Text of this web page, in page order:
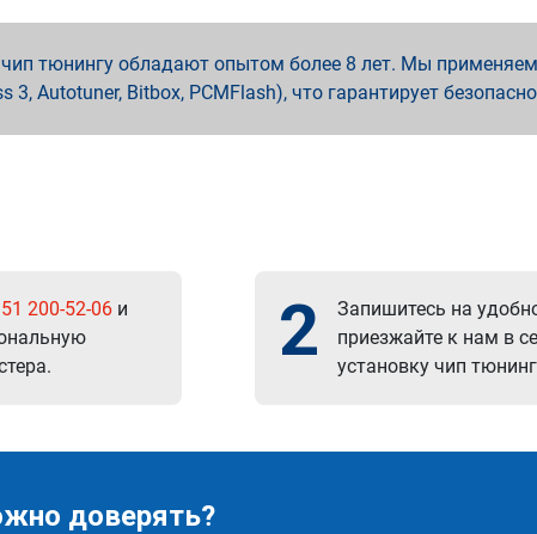
тюнингу обладают опытом более 8 лет. Мы
3, Autotuner, Bitbox, PCMFlash), что гарантирует
200-52-06 и
2
Запишитесь на
приезжайте к нам в
установку чип
доверять?